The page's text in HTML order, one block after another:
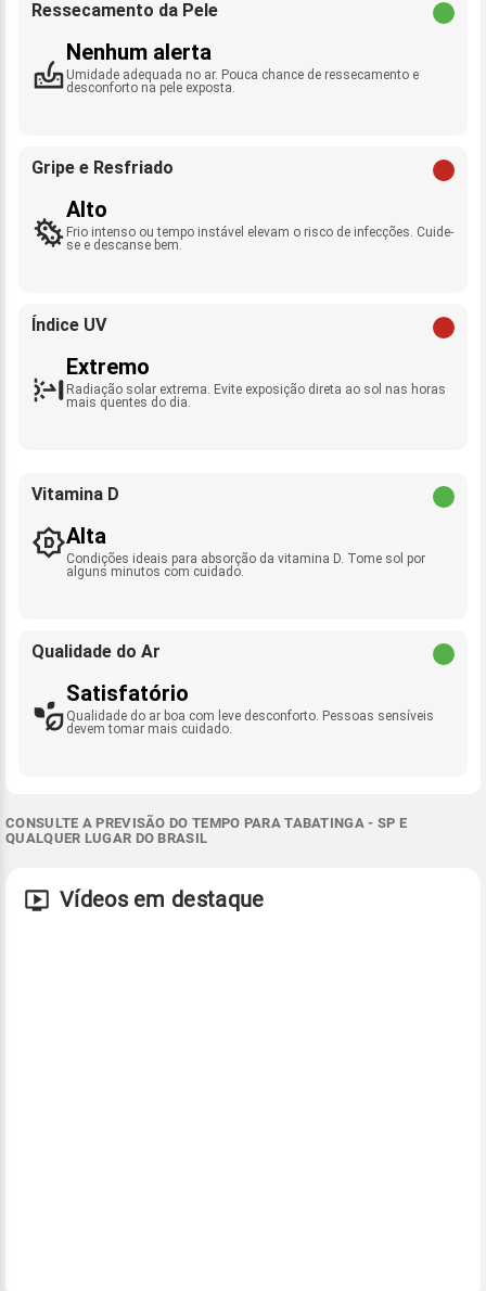
Ressecamento da Pele
Nenhum alerta
Umidade adequada no ar. Pouca chance de ressecamento e
desconforto na pele exposta.
Gripe e Resfriado
Alto
Frio intenso ou tempo instável elevam o risco de infecções. Cuide-
se e descanse bem.
Índice UV
Extremo
Radiação solar extrema. Evite exposição direta ao sol nas horas
mais quentes do dia.
Vitamina D
Alta
Condições ideais para absorção da vitamina D. Tome sol por
alguns minutos com cuidado.
Qualidade do Ar
Satisfatório
Qualidade do ar boa com leve desconforto. Pessoas sensíveis
devem tomar mais cuidado.
CONSULTE A PREVISÃO DO TEMPO PARA TABATINGA - SP E
QUALQUER LUGAR DO BRASIL
Vídeos em destaque